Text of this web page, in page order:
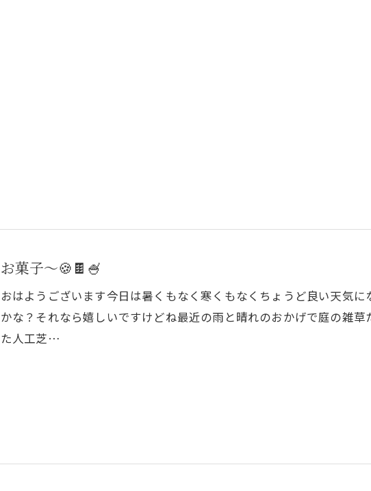
お菓子〜🍪🍫🍧
おはようございます今日は暑くもなく寒くもなくちょうど良い天気
かな？それなら嬉しいですけどね最近の雨と晴れのおかげで庭の雑草
た人工芝…